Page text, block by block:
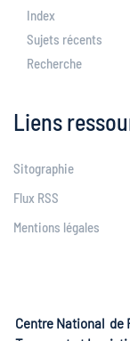
Index
Sujets récents
Recherche
Liens
Sitographie
Flux RSS
Mentions légales
Centre National de